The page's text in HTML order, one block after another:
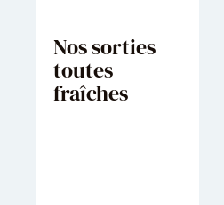
Nos sorties
toutes
fraîches